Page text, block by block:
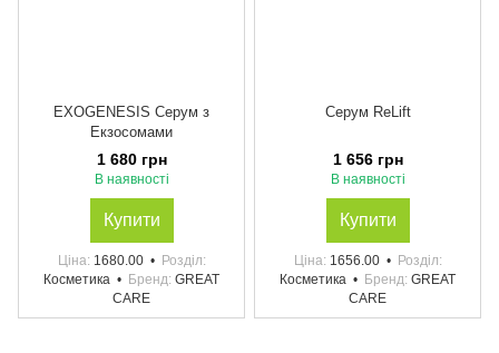
EXOGENESIS Серум з
Екзосомами
1 680 грн
В наявності
Купити
Ціна 1680.00
Розділ
Косметика
Бренд GREAT
CARE
Серум ReLift
1 656 грн
В наявності
Купити
Ціна 1656.00
Розділ
Косметика
Бренд GREAT
CARE